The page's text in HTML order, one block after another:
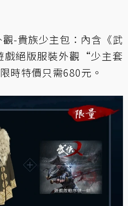
-貴族少主包：內含《武
戲絕版服裝外觀“少主套
時特價只需680元。